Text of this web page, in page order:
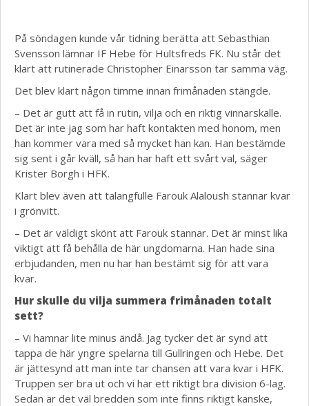
På söndagen kunde vår tidning berätta att Sebasthian
Svensson lämnar IF Hebe för Hultsfreds FK. Nu står det
klart att rutinerade Christopher Einarsson tar samma väg.
Det blev klart någon timme innan frimånaden stängde.
– Det är gutt att få in rutin, vilja och en riktig vinnarskalle.
Det är inte jag som har haft kontakten med honom, men
han kommer vara med så mycket han kan. Han bestämde
sig sent i går kväll, så han har haft ett svårt val, säger
Krister Borgh i HFK.
Klart blev även att talangfulle Farouk Alaloush stannar kvar
i grönvitt.
– Det är väldigt skönt att Farouk stannar. Det är minst lika
viktigt att få behålla de här ungdomarna. Han hade sina
erbjudanden, men nu har han bestämt sig för att vara
kvar.
Hur skulle du vilja summera frimånaden totalt
sett?
– Vi hamnar lite minus ändå. Jag tycker det är synd att
tappa de här yngre spelarna till Gullringen och Hebe. Det
är jättesynd att man inte tar chansen att vara kvar i HFK.
Truppen ser bra ut och vi har ett riktigt bra division 6-lag.
Sedan är det väl bredden som inte finns riktigt kanske,